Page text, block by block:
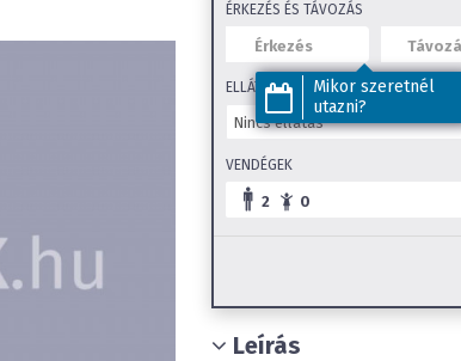
ÉRKEZÉS ÉS TÁVOZÁS
Mikor szeretnél
utazni?
ELLÁTÁS
VENDÉGEK
2 0
Leírás